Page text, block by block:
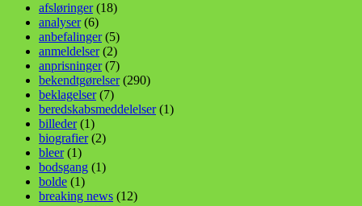
afsløringer(18)
analyser(6)
anbefalinger(5)
anmeldelser(2)
anprisninger(7)
bekendtgørelser(290)
beklagelser(7)
beredskabsmeddelelser(1)
billeder(1)
biografier(2)
bleer(1)
bodsgang (1)
bolde (1)
breaking news (12)